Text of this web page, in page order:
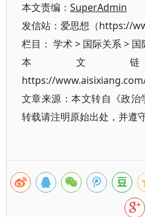
本文责编： SuperAdmin
发信站：爱思想（https://
栏目： 学术> 国际关系> 国
本文
https://
文章来源：本文转自《政治
转载请注明原始出处，并遵